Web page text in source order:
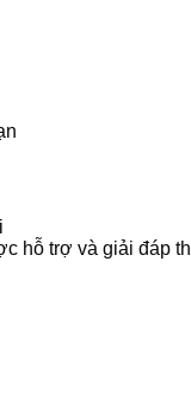
hỗ trợ và giải đáp